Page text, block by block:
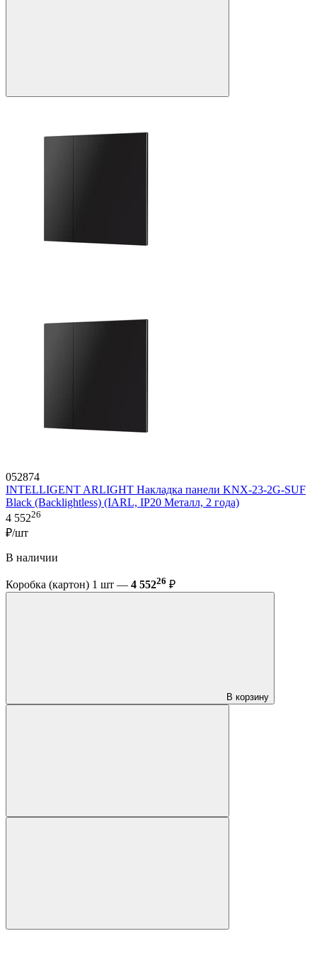
052874
INTELLIGENT ARLIGHT Накладка панели KNX-23-2G-SUF
Black (Backlightless) (IARL, IP20 Металл, 2 года)
4 55226
₽/шт
В наличии
Коробка (картон) 1 шт — 4 55226 ₽
В корзину